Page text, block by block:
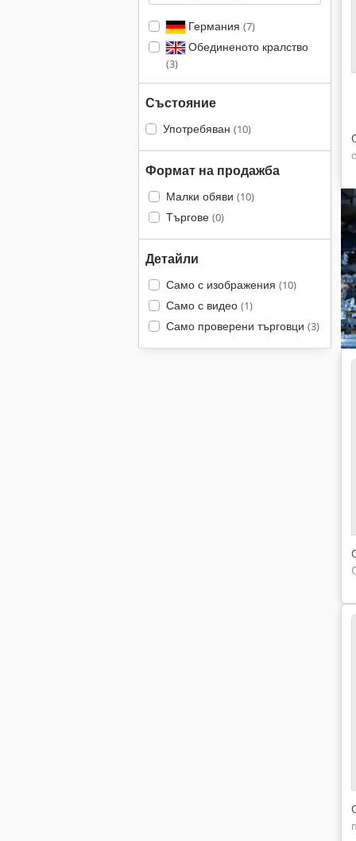
Германия (7)
Обединеното кралство
(3)
Състояние
Употребяван (10)
Формат на продажба
Малки обяви (10)
Търгове (0)
Детайли
Само с изображения (10)
Само с видео (1)
Само проверени търговци (3)